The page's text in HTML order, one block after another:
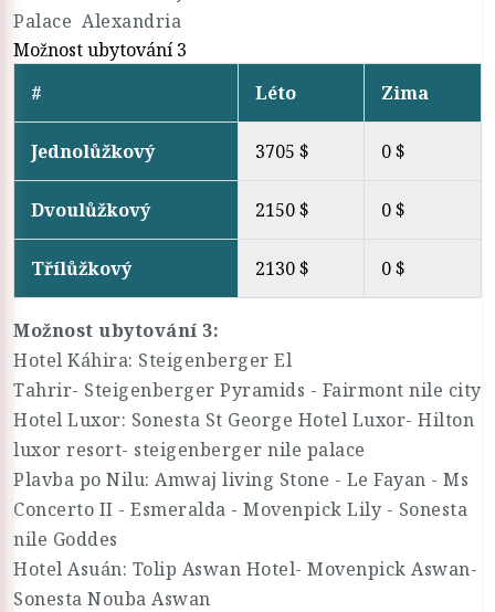
Palace Alexandria
Možnost ubytování 3
#
Léto Zima
Jednolůžkový 3705 $ 0 $
Dvoulůžkový 2150 $ 0 $
Třílůžkový 2130 $ 0 $
Možnost ubytování 3:
Hotel Káhira: Steigenberger El
Tahrir- Steigenberger Pyramids - Fairmont nile city
Hotel Luxor: Sonesta St George Hotel Luxor- Hilton
luxor resort- steigenberger nile palace
Plavba po Nilu: Amwaj living Stone - Le Fayan - Ms
Concerto II - Esmeralda - Movenpick Lily - Sonesta
nile Goddes
Hotel Asuán: Tolip Aswan Hotel- Movenpick Aswan-
Sonesta Nouba Aswan